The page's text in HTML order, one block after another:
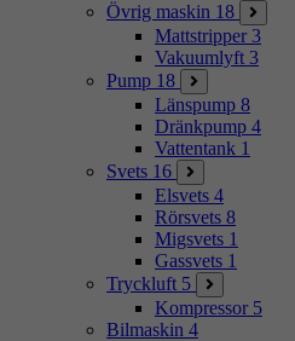
Övrig maskin 18
Mattstripper 3
Vakuumlyft 3
Pump 18
Länspump 8
Dränkpump 4
Vattentank 1
Svets 16
Elsvets 4
Rörsvets 8
Migsvets 1
Gassvets 1
Tryckluft 5
Kompressor 5
Bilmaskin 4